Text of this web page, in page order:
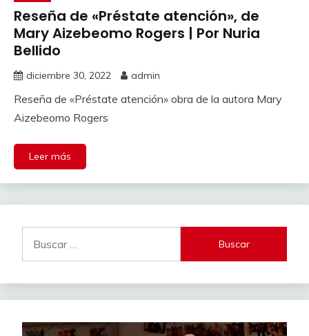
Reseña de «Préstate atención», de
Mary Aizebeomo Rogers | Por Nuria
Bellido
diciembre 30, 2022 admin
Reseña de «Préstate atención» obra de la autora Mary
Aizebeomo Rogers
Leer más